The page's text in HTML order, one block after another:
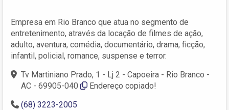
Empresa em Rio Branco que atua no segmento de
entretenimento, através da locação de filmes de ação,
adulto, aventura, comédia, documentário, drama, ficção,
infantil, policial, romance, suspense e terror.
Tv Martiniano Prado, 1 - Lj 2 - Capoeira - Rio Branco -
AC - 69905-040
Endereço copiado!
(68) 3223-2005